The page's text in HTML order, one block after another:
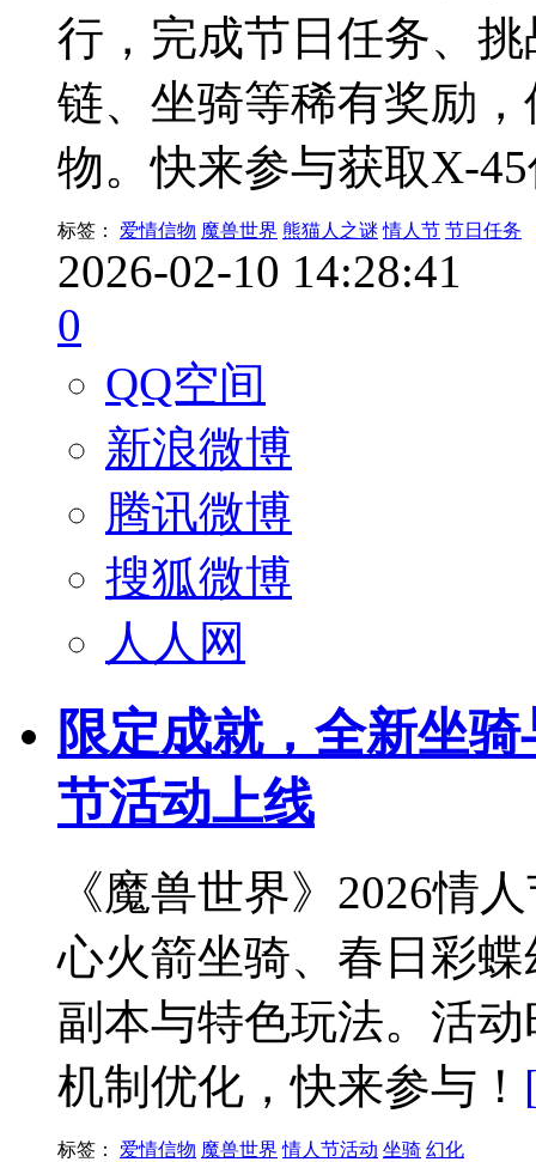
行，完成节日任务、
链、坐骑等稀有奖励
物。快来参与获取X-
标签： 爱情信物 魔兽世界 熊猫人之谜 情人节 节日任务
2026-02-10 14:28:41
0
QQ空间
新浪微博
腾讯微博
搜狐微博
人人网
限定成就，全新坐
节活动上线
《魔兽世界》2026情
心火箭坐骑、春日彩
副本与特色玩法。活
机制优化，快来参与！
标签： 爱情信物 魔兽世界 情人节活动 坐骑 幻化